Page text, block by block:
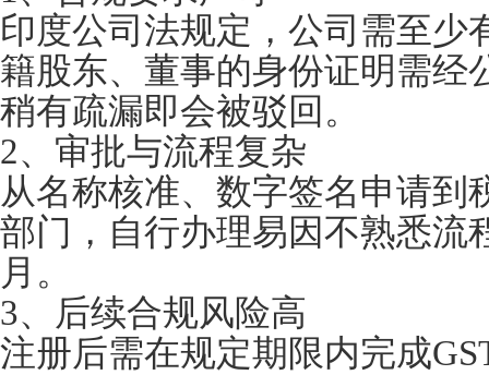
印度公司法规定，公司需至少
籍股东、董事的身份证明需经
稍有疏漏即会被驳回。
2、审批与流程复杂
从名称核准、数字签名申请到
部门，自行办理易因不熟悉流
月。
3、后续合规风险高
注册后需在规定期限内完成